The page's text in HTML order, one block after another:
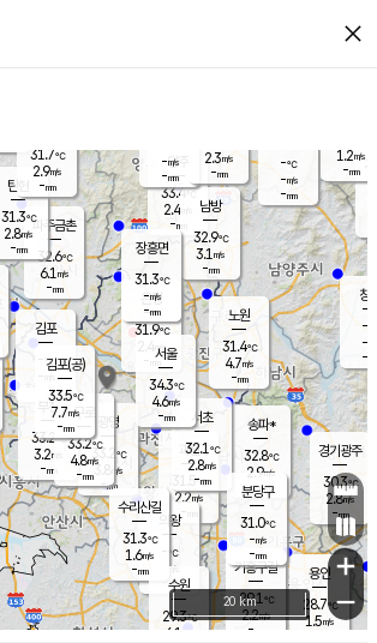
close
양주
33.4℃
2.4
-mm
과천
31.5℃
2.2m/s
- mm
용인
28.7℃
1.5m/s
경기광주
30.3℃
2.8m/s
-mm
파주금촌
32.6℃
6.1 m/s
-mm
-℃
-m/s
-mm
창
-
-m/
-
탄현
31.3℃
2.8m/s
-mm
1.2m/s
-mm
의왕
- ℃
m/s
mm
김포
- ℃
-m/s
mm
광명
33.2 ℃
3.8 m/s
-mm
부천
33.2℃
3.2m/s
-mm
구로
33.2℃
4.8m/s
-mm
은평
31.9℃
2.4 m/s
- mm
노원
31.4℃
4.7m/s
-mm
송파*
32.8℃
2.9m/s
-mm
서초
32.1℃
2.8m/s
-mm
남방
32.9℃
3.1 m/s
-mm
기흥구갈
29.1℃
2.2m/s
-
수리산길
31.3℃
1.6m/s
-mm
분당구
31.0℃
-m/s
-mm
장흥면
31.3℃
-m/s
-mm
-m/s
-mm
김포(공)
33.5℃
7.7m/s
-mm
수원
29.3℃
6.1 m/s
서울
34.3℃
4.6m/s
-mm
31.7℃
2.9m/s
-mm
2.3m/s
-mm
+
−
20 km